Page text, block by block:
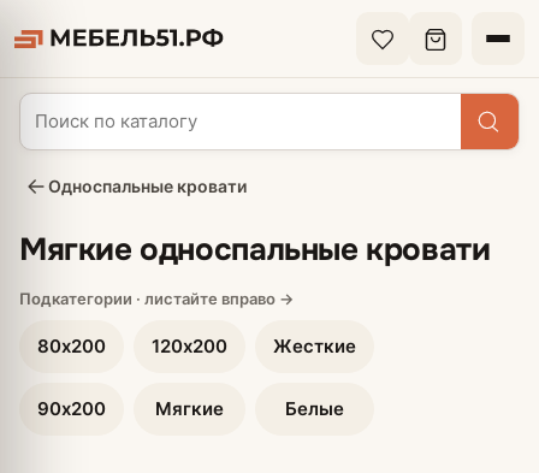
Односпальные кровати
Мягкие односпальные кровати
80х200
90х200
120х200
Мягкие
Жесткие
Белые